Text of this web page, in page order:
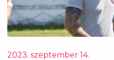
2023. szeptember 14.